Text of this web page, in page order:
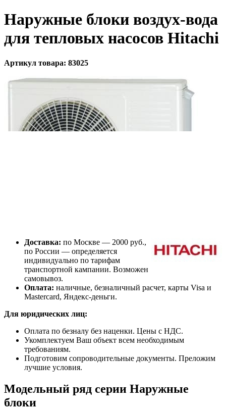
Наружные блоки воздух-вода
для тепловых насосов Hitachi
Артикул товара: 83025
Доставка: по Москве — 2000 руб.,
по России — определяется
индивидуально по тарифам
транспортной кампании. Возможен
самовывоз.
Оплата: наличные, безналичный расчет, карты Visa и
Mastercard, Яндекс-деньги.
Для юридических лиц:
Оплата по безналу без наценки. Цены с НДС.
Укомплектуем Ваш объект всем необходимым
требованиям.
Подготовим сопроводительные документы. Преложим
лучшие условия.
Модельный ряд серии Наружные
блоки